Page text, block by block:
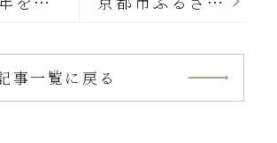
納税のご案内
事一覧に戻る